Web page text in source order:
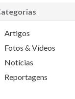
Artigos
Fotos & Vídeos
Notícias
Reportagens